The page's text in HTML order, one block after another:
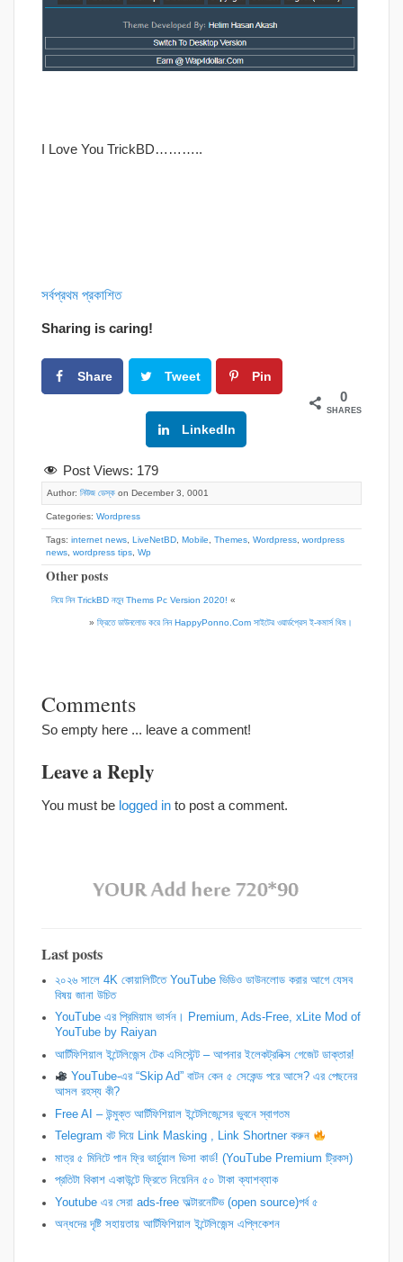
I Love You TrickBD………..
সর্বপ্রথম প্রকাশিত
Sharing is caring!
Share Tweet Pin
LinkedIn
0
SHARES
Post Views: 179
Author: নিউজ ডেস্ক on December 3, 0001
Categories: Wordpress
Tags: internet news LiveNetBD Mobile Themes Wordpress wordpress
news wordpress tips Wp
Other posts
নিয়ে নিন TrickBD নতুন Thems Pc Version 2020! «
» ফ্রিতে ডাউনলোড করে নিন HappyPonno.Com সাইটের ওয়ার্ডপ্রেস ই-কমার্স থিম।
Comments
So empty here ... leave a comment!
Leave a Reply
You must be logged in to post a comment.
Last posts
২০২৬ সালে 4K কোয়ালিটিতে YouTube ভিডিও ডাউনলোড করার আগে যেসব
বিষয় জানা উচিত
YouTube এর প্রিমিয়াম ভার্সন। Premium, Ads-Free, xLite Mod of
YouTube by Raiyan
আর্টিফিশিয়াল ইন্টেলিজেন্স টেক এসিস্টেন্ট – আপনার ইলেকট্রনিক্স গেজেট ডাক্তার!
YouTube-এর “Skip Ad” বাটন কেন ৫ সেকেন্ড পরে আসে? এর পেছনের
আসল রহস্য কী?
Free AI – উন্মুক্ত আর্টিফিশিয়াল ইন্টেলিজেন্সের ভুবনে স্বাগতম
Telegram বট দিয়ে Link Masking , Link Shortner করুন
​মাত্র ৫ মিনিটে পান ফ্রি ভার্চুয়াল ভিসা কার্ড! (YouTube Premium ট্রিকস)
প্রতিটা বিকাশ একাউন্টে ফ্রিতে নিয়েনিন ৫০ টাকা ক্যাশব্যাক
Youtube এর সেরা ads-free অল্টারনেটিভ (open source)পর্ব ৫
অন্ধদের দৃষ্টি সহায়তায় আর্টিফিশিয়াল ইন্টেলিজেন্স এপ্লিকেশন